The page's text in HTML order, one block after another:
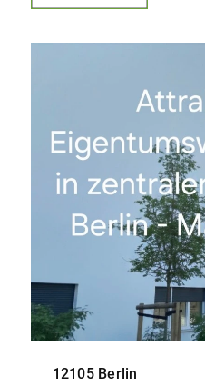
12105 Berlin